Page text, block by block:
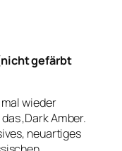
gefärbt
wieder
‚Dark Amber.
neuartiges